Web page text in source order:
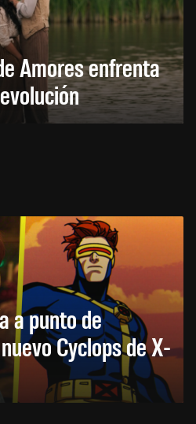
Amores enfrenta
a punto de
Cyclops de X-